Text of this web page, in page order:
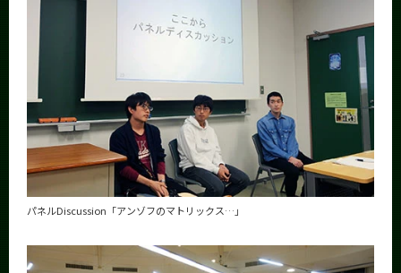
パネルDiscussion「アンゾフのマトリックス…」